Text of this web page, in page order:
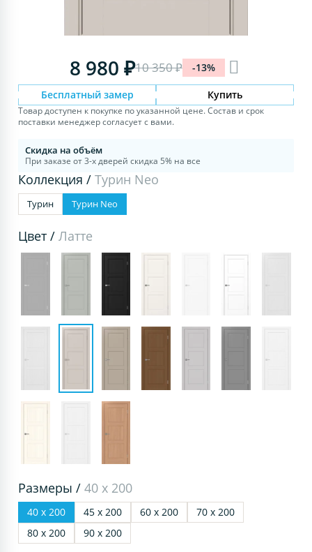
8 980 ₽10 350 ₽ -13%
Бесплатный замер Купить
Товар доступен к покупке по указанной цене. Состав и срок
поставки менеджер согласует с вами.
Скидка на объём
При заказе от 3-х дверей скидка 5% на все
Коллекция /Турин Neo
Турин Турин Neo
Цвет /Латте
Размеры /40 х 200
40 х 200 45 х 200 60 х 200
70 х 200
80 х 200
90 х 200